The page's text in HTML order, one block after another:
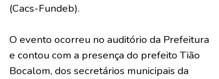
(Cacs-Fundeb).
O evento ocorreu no auditório da Prefeitura
e contou com a presença do prefeito Tião
Bocalom, dos secretários municipais da